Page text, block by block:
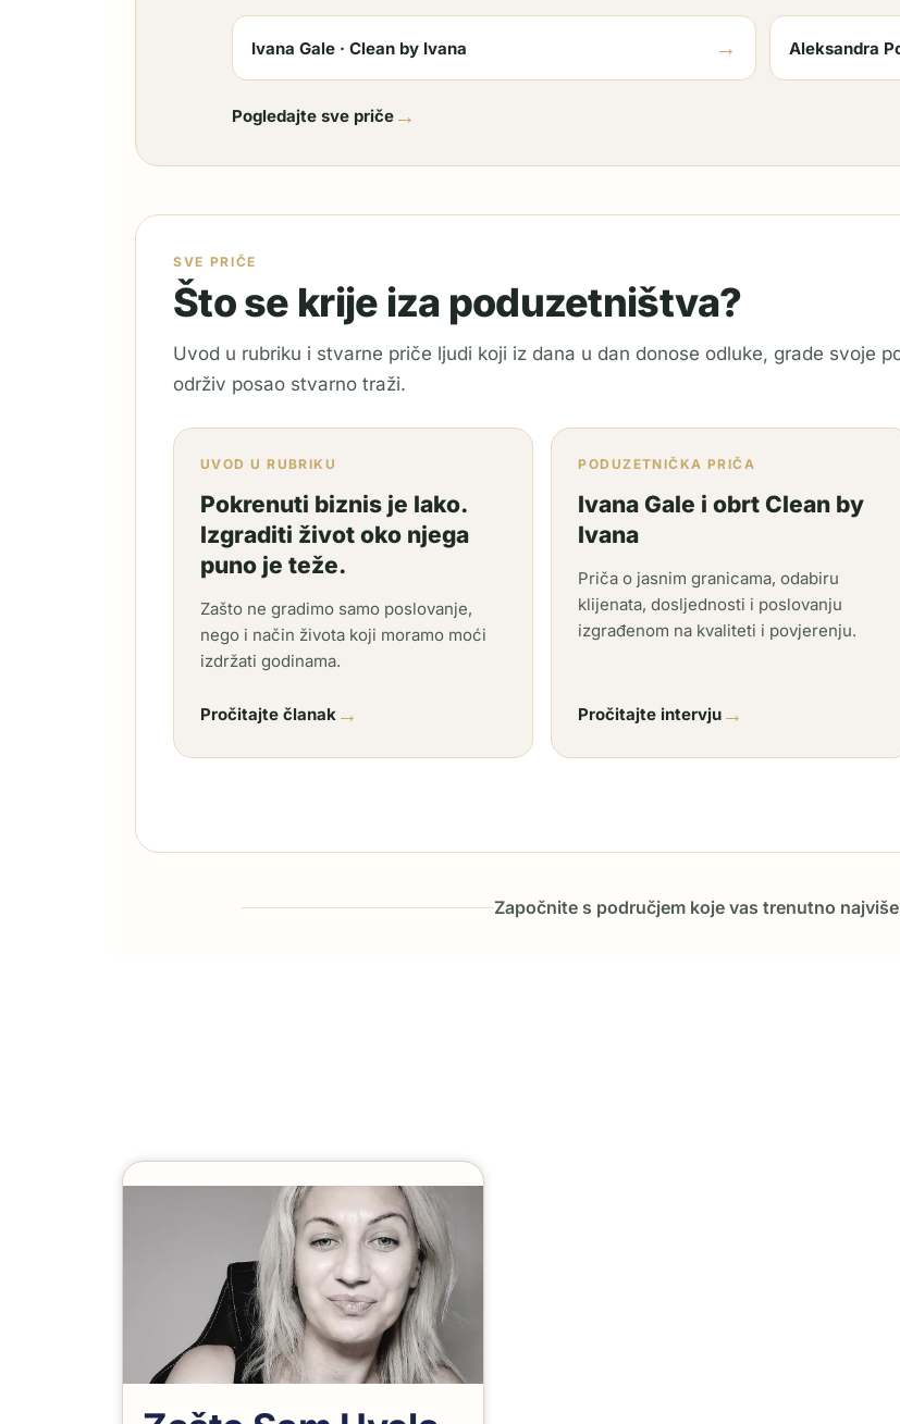
Ivana Gale · Clean by Ivana → Aleksandra
Pogledajte sve priče →
SVE PRIČE
Što se krije iza poduzetništva?
Uvod u rubriku i stvarne priče ljudi koji iz dana u dan donose odluke, grade svoje
održiv posao stvarno traži.
UVOD U RUBRIKU
Pokrenuti biznis je lako.
Izgraditi život oko njega
puno je teže.
Zašto ne gradimo samo poslovanje,
nego i način života koji moramo moći
izdržati godinama.
Pročitajte članak →
PODUZETNIČKA PRIČA
Ivana Gale i obrt Clean by
Ivana
Priča o jasnim granicama, odabiru
klijenata, dosljednosti i poslovanju
izgrađenom na kvaliteti i povjerenju.
Pročitajte intervju →
Započnite s područjem koje vas trenutno